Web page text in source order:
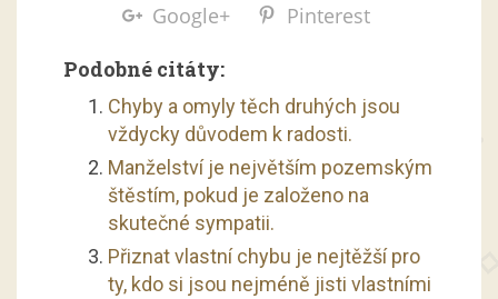
Google+
Pinterest
Podobné citáty:
Chyby a omyly těch druhých jsou
vždycky důvodem k radosti.
Manželství je největším pozemským
štěstím, pokud je založeno na
skutečné sympatii.
Přiznat vlastní chybu je nejtěžší pro
ty, kdo si jsou nejméně jisti vlastními